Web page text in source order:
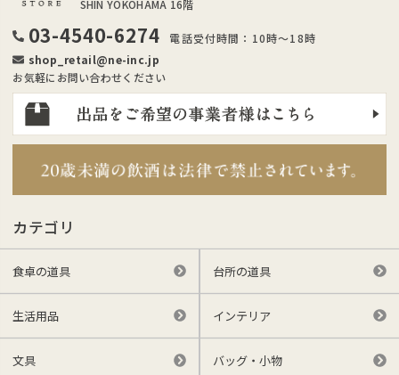
SHIN YOKOHAMA 16階
03-4540-6274
電話受付時間：10時～18時
shop_retail@ne-inc.jp
お気軽にお問い合わせください
カテゴリ
食卓の道具 台所の道具
生活用品 インテリア
文具 バッグ・小物